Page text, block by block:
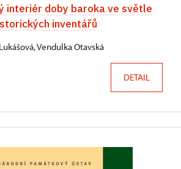
interiér doby baroka ve světle
inventářů
Vendulka Otavská
DETAIL